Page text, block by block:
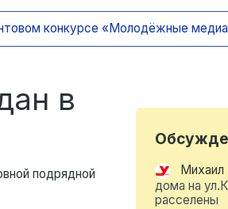
ПФО» 20 часов назад
в
подрядной
Михаил
дома на
расселены